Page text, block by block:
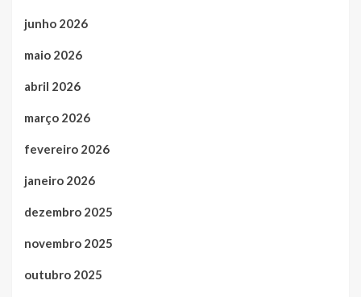
junho 2026
maio 2026
abril 2026
março 2026
fevereiro 2026
janeiro 2026
dezembro 2025
novembro 2025
outubro 2025